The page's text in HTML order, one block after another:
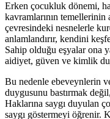
Erken çocukluk dönemi,
kavramlarının temellerinin
çevresindeki nesnelerle
anlamlandırır, kendini
Sahip olduğu eşyalar ona
aidiyet, güven ve kimlik
Bu nedenle ebeveynlerin
duygusunu bastırmak
Haklarına saygı duyulan
saygı göstermeyi öğrenir.